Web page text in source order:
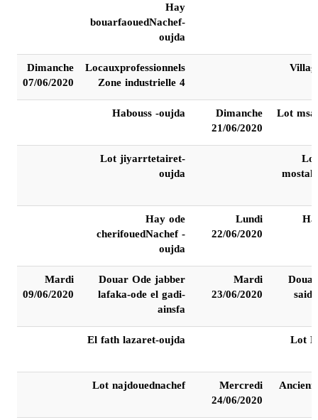
Hay
bouarfaouedNachef-
oujda
Locauxprofessionnels
Zone industrielle 4
Dimanche
07/06/2020
Lot
Dimanche
21/06/2020
Habouss -oujda
Lot jiyarrtetairet-
oujda
Lundi
22/06/2020
Hay ode
cherifouedNachef -
oujda
Mardi
23/06/2020
Douar Ode jabber
lafaka-ode el gadi-
ainsfa
Mardi
09/06/2020
Lot
El fath lazaret-oujda
Mercredi
24/06/2020
Lot najdouednachef